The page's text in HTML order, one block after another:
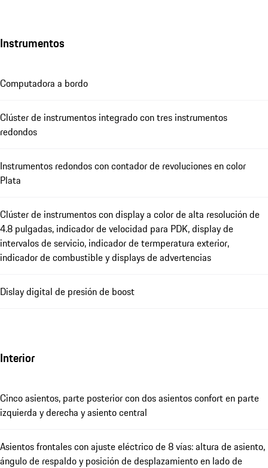
Instrumentos
Computadora a bordo
Clúster de instrumentos integrado con tres instrumentos
redondos
Instrumentos redondos con contador de revoluciones en color
Plata
Clúster de instrumentos con display a color de alta resolución de
4.8 pulgadas, indicador de velocidad para PDK, display de
intervalos de servicio, indicador de termperatura exterior,
indicador de combustible y displays de advertencias
Dislay digital de presión de boost
Interior
Cinco asientos, parte posterior con dos asientos confort en parte
izquierda y derecha y asiento central
Asientos frontales con ajuste eléctrico de 8 vías: altura de asiento,
ángulo de respaldo y posición de desplazamiento en lado de